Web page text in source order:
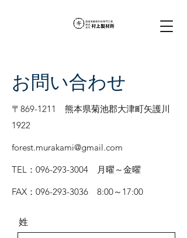
お問い合わせ
〒869-1211 熊本県菊池郡大津町矢護川
1922
forest.murakami@gmail.com
TEL：096-293-3004 月曜～金曜
FAX：096-293-3036 8:00～17:00
姓